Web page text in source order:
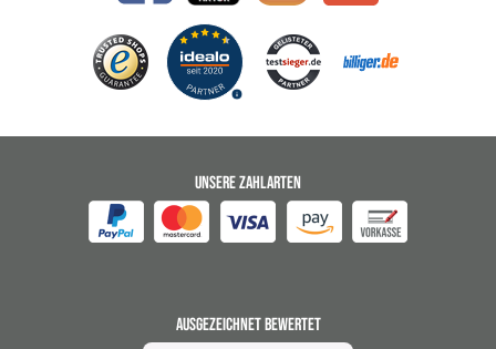
UNSERE ZAHLARTEN
AUSGEZEICHNET BEWERTET